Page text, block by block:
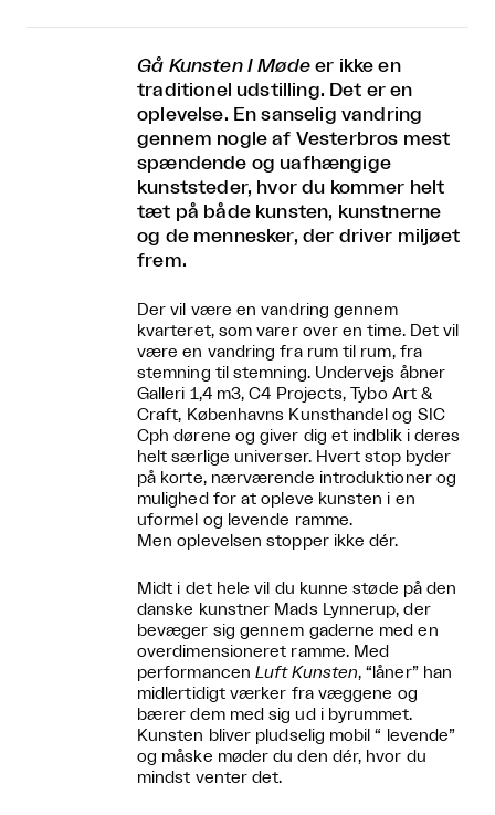
Gå Kunsten I Mødeer ikke en
traditionel udstilling. Det er en
oplevelse. En sanselig vandring
gennem nogle af Vesterbros mest
spændende og uafhængige
kunststeder, hvor du kommer helt
tæt på både kunsten, kunstnerne
og de mennesker, der driver miljøet
frem.
Der vil være en vandring gennem
kvarteret, som varer over en time. Det vil
være en vandring fra rum til rum, fra
stemning til stemning. Undervejs åbner
Galleri 1,4 m3, C4 Projects, Tybo Art &
Craft, Københavns Kunsthandel og SIC
Cph dørene og giver dig et indblik i deres
helt særlige universer. Hvert stop byder
på korte, nærværende introduktioner og
mulighed for at opleve kunsten i en
uformel og levende ramme.
Men oplevelsen stopper ikke dér.
Midt i det hele vil du kunne støde på den
danske kunstner Mads Lynnerup, der
bevæger sig gennem gaderne med en
overdimensioneret ramme. Med
performancenLuft Kunsten, “låner” han
midlertidigt værker fra væggene og
bærer dem med sig ud i byrummet.
Kunsten bliver pludselig mobil “ levende”
og måske møder du den dér, hvor du
mindst venter det.